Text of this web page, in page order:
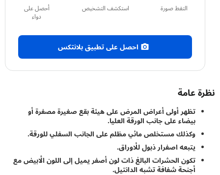
التقط صورة استكشف التشخيص
أحصل على
احصل على تطبيق بلانتكس
عامة
تظهر أولى أعراض المرض على هيئة بقع صغيرة مصفرة أو
بيضاء على جانب الورقة العليا.
وكذلك مستخلص مائي مظلم على الجانب السفلي للورقة.
يتبعه اصفرار ذبول للأوراق.
تكون الحشرات البالغ ذات لون أصفر يميل إلى اللون الأبيض مع
أجنحة شفافة تشبه الدانتيل.